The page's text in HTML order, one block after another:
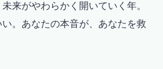
来がやわらかく開いていく年。
。あなたの本音が、あなたを救